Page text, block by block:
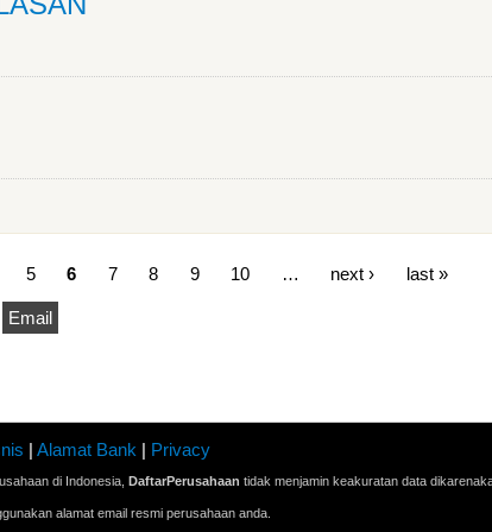
5 6 7 8 9 10 next › last »
Email
| Alamat Bank | Privacy
di Indonesia, DaftarPerusahaan tidak menjamin keakuratan data
alamat email resmi perusahaan anda.